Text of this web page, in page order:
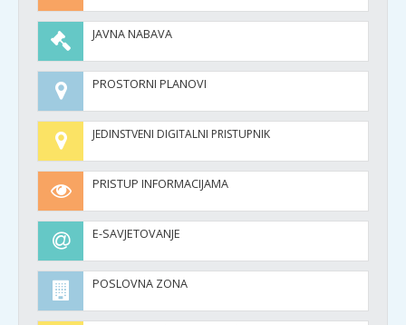
JAVNA NABAVA
PROSTORNI PLANOVI
JEDINSTVENI DIGITALNI PRISTUPNIK
PRISTUP INFORMACIJAMA
E-SAVJETOVANJE
POSLOVNA ZONA